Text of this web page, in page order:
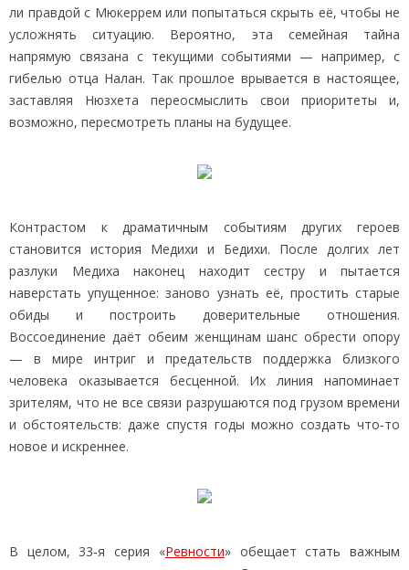
ли правдой с Мюкеррем или попытаться скрыть её, чтобы не
усложнять ситуацию. Вероятно, эта семейная тайна
напрямую связана с текущими событиями — например, с
гибелью отца Налан. Так прошлое врывается в настоящее,
заставляя Нюзхета переосмыслить свои приоритеты и,
возможно, пересмотреть планы на будущее.
Контрастом к драматичным событиям других героев
становится история Медихи и Бедихи. После долгих лет
разлуки Медиха наконец находит сестру и пытается
наверстать упущенное: заново узнать её, простить старые
обиды и построить доверительные отношения.
Воссоединение даёт обеим женщинам шанс обрести опору
— в мире интриг и предательств поддержка близкого
человека оказывается бесценной. Их линия напоминает
зрителям, что не все связи разрушаются под грузом времени
и обстоятельств: даже спустя годы можно создать что‑то
новое и искреннее.
В целом, 33‑я серия «Ревности» обещает стать важным